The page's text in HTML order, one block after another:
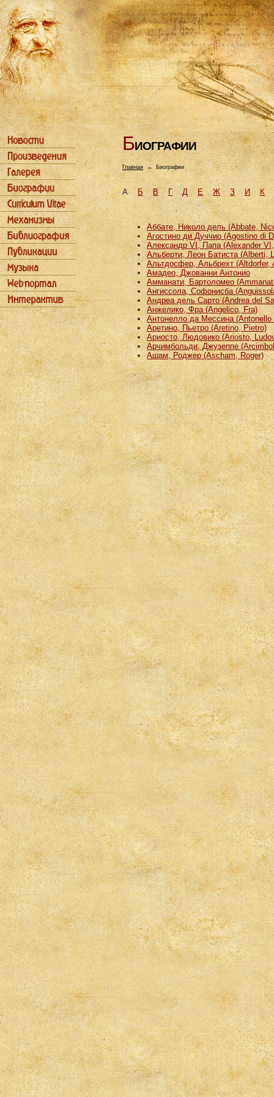
БИОГРАФИИ
Главная→ Биографии
АБ В Г Д Е Ж З И К
Аббате, Николо дель (Abbate,
Агостино ди Дуччио (Agostino di
Александр VI, Папа (Alexander
Альберти, Леон Батиста (Alberti,
Альтдосфер, Альбрехт (Altdorfer,
Амадео, Джованни Антонио
Амманати, Бартоломео
Ангиссола, Софонисба
Андреа дель Сарто (Andrea del
Анжелико, Фра (Angelico, Fra)
Антонелло да Мессина (Antonello
Аретино, Пьетро (Aretino, Pietro)
Ариосто, Людовико (Ariosto,
Арчимбольди, Джузеппе
Ашам, Роджер (Ascham, Roger)